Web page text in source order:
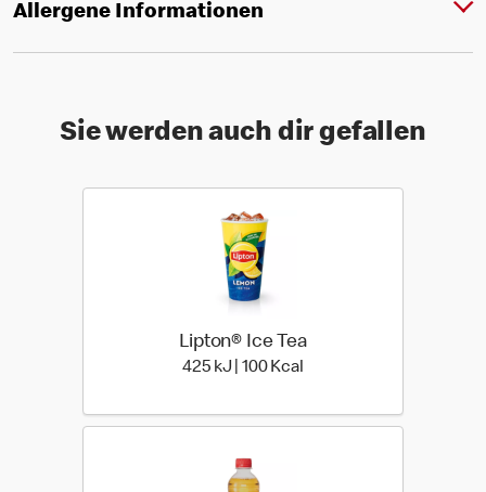
Allergene Informationen
Sie werden auch dir gefallen
Lipton® Ice Tea
425 kJ | 100 Kcal